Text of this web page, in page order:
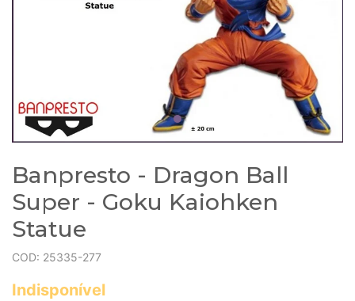
Banpresto - Dragon Ball
Super - Goku Kaiohken
Statue
COD: 25335-277
Indisponível